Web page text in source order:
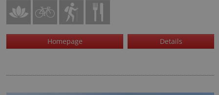
Homepage Details